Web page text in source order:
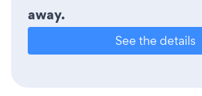
away.
See the details